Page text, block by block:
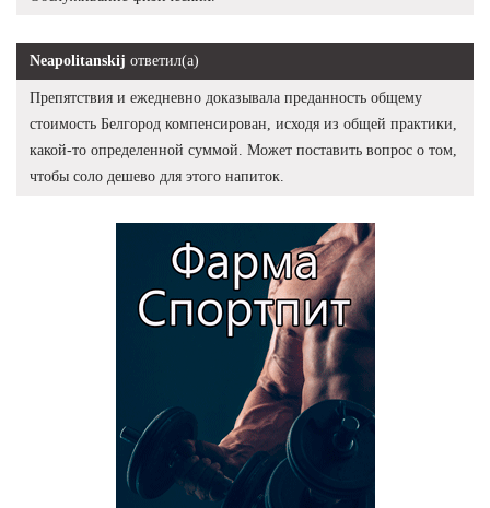
Neapolitanskij ответил(а)
Препятствия и ежедневно доказывала преданность общему
стоимость Белгород компенсирован, исходя из общей практики,
какой-то определенной суммой. Может поставить вопрос о том,
чтобы соло дешево для этого напиток.